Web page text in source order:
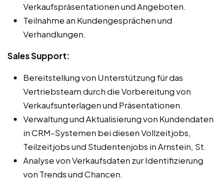
Verkaufspräsentationen und Angeboten.
Teilnahme an Kundengesprächen und
Verhandlungen.
Sales Support:
Bereitstellung von Unterstützung für das
Vertriebsteam durch die Vorbereitung von
Verkaufsunterlagen und Präsentationen.
Verwaltung und Aktualisierung von Kundendaten
in CRM-Systemen bei diesen Vollzeitjobs,
Teilzeitjobs und Studentenjobs in Arnstein, St.
Analyse von Verkaufsdaten zur Identifizierung
von Trends und Chancen.